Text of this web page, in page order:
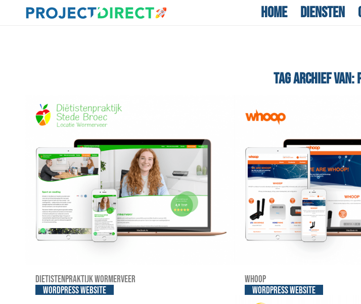
Home Diensten
TAG ARCHIEF VAN:
Dietistenpraktijk Wormerveer
WordPress website
Whoop
WordPress website